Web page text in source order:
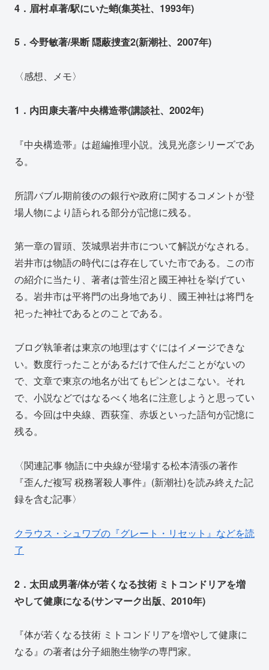
4．眉村卓著/駅にいた蛸(集英社、1993年)
5．今野敏著/果断 隠蔽捜査2(新潮社、2007年)
〈感想、メモ〉
1．内田康夫著/中央構造帯(講談社、2002年)
『中央構造帯』は超編推理小説。浅見光彦シリーズであ
る。
所謂バブル期前後のの銀行や政府に関するコメントが登
場人物により語られる部分が記憶に残る。
第一章の冒頭、茨城県岩井市について解説がなされる。
岩井市は物語の時代には存在していた市である。この市
の紹介に当たり、著者は菅生沼と國王神社を挙げてい
る。岩井市は平将門の出身地であり、國王神社は将門を
祀った神社であるとのことである。
ブログ執筆者は東京の地理はすぐにはイメージできな
い。数度行ったことがあるだけで住んだことがないの
で、文章で東京の地名が出てもピンとはこない。それ
で、小説などではなるべく地名に注意しようと思ってい
る。今回は中央線、西荻窪、赤坂といった語句が記憶に
残る。
〈関連記事 物語に中央線が登場する松本清張の著作
『歪んだ複写 税務署殺人事件』(新潮社)を読み終えた記
録を含む記事〉
クラウス・シュワブの『グレート・リセット』などを読
了
2．太田成男著/体が若くなる技術 ミトコンドリアを増
やして健康になる(サンマーク出版、2010年)
『体が若くなる技術 ミトコンドリアを増やして健康に
なる』の著者は分子細胞生物学の専門家。